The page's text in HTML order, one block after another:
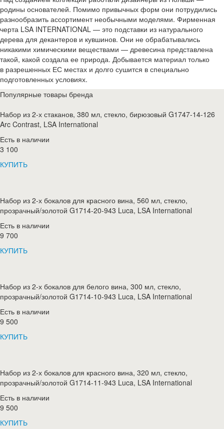
родины основателей. Помимо привычных форм они потрудились
разнообразить ассортимент необычными моделями. Фирменная
черта LSA INTERNATIONAL — это подставки из натурального
дерева для декантеров и кувшинов. Они не обрабатывались
никакими химическими веществами — древесина представлена
такой, какой создала ее природа. Добывается материал только
в разрешенных ЕС местах и долго сушится в специально
подготовленных условиях.
Популярные товары бренда
Набор из 2-х стаканов, 380 мл, стекло, бирюзовый G1747-14-126
Arc Contrast, LSA International
Есть в наличии
3 100
КУПИТЬ
Набор из 2-х бокалов для красного вина, 560 мл, стекло,
прозрачный/золотой G1714-20-943 Luca, LSA International
Есть в наличии
9 700
КУПИТЬ
Набор из 2-х бокалов для белого вина, 300 мл, стекло,
прозрачный/золотой G1714-10-943 Luca, LSA International
Есть в наличии
9 500
КУПИТЬ
Набор из 2-х бокалов для красного вина, 320 мл, стекло,
прозрачный/золотой G1714-11-943 Luca, LSA International
Есть в наличии
9 500
КУПИТЬ